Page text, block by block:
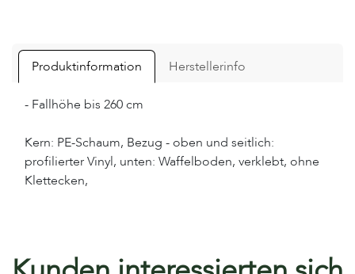
Produktinformation Herstellerinfo
- Fallhöhe bis 260 cm
Kern: PE-Schaum, Bezug - oben und seitlich:
profilierter Vinyl, unten: Waffelboden, verklebt, ohne
Klettecken,